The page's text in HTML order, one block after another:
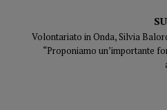
Volontariato in Onda, Silvia
“Proponiamo un’importante